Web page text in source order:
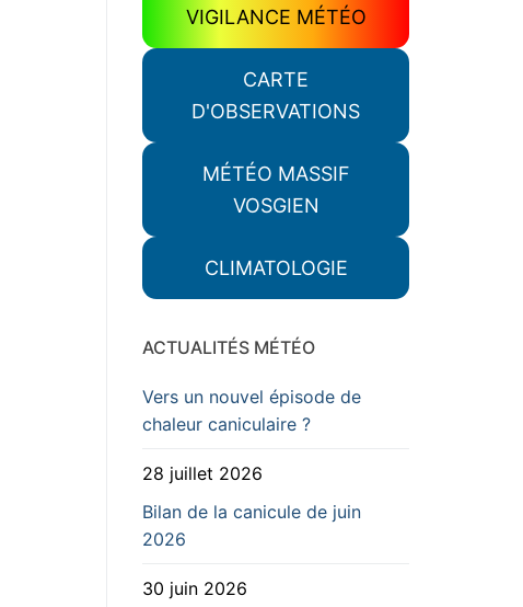
VIGILANCE MÉTÉO
CARTE
D'OBSERVATIONS
MÉTÉO MASSIF
VOSGIEN
CLIMATOLOGIE
ACTUALITÉS MÉTÉO
Vers un nouvel épisode de
chaleur caniculaire ?
28 juillet 2026
Bilan de la canicule de juin
2026
30 juin 2026